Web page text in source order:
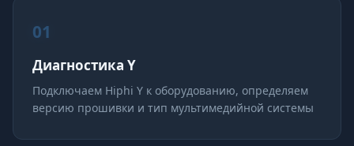
01
Диагностика Y
Подключаем Hiphi Y к оборудованию, определяем
версию прошивки и тип мультимедийной системы